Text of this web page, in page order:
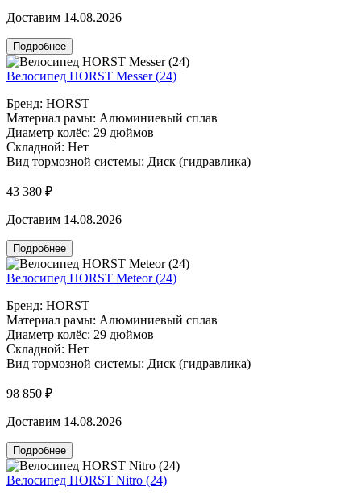
Доставим 14.08.2026
Подробнее
Велосипед HORST Messer (24)
Бренд: HORST
Материал рамы: Алюминиевый сплав
Диаметр колёс: 29 дюймов
Складной: Нет
Вид тормозной системы: Диск (гидравлика)
43 380 ₽
Доставим 14.08.2026
Подробнее
Велосипед HORST Meteor (24)
Бренд: HORST
Материал рамы: Алюминиевый сплав
Диаметр колёс: 29 дюймов
Складной: Нет
Вид тормозной системы: Диск (гидравлика)
98 850 ₽
Доставим 14.08.2026
Подробнее
Велосипед HORST Nitro (24)